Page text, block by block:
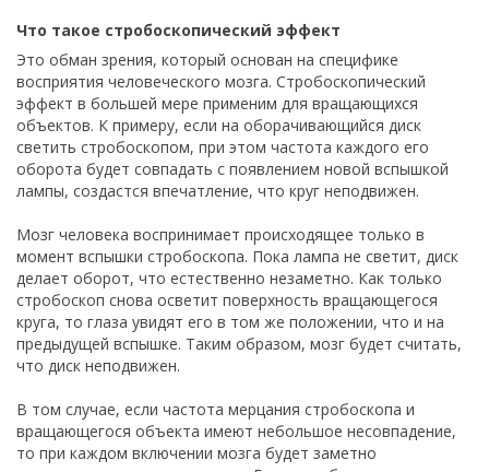
Что такое стробоскопический эффект
Это обман зрения, который основан на специфике
восприятия человеческого мозга. Стробоскопический
эффект в большей мере применим для вращающихся
объектов. К примеру, если на оборачивающийся диск
светить стробоскопом, при этом частота каждого его
оборота будет совпадать с появлением новой вспышкой
лампы, создастся впечатление, что круг неподвижен.
Мозг человека воспринимает происходящее только в
момент вспышки стробоскопа. Пока лампа не светит, диск
делает оборот, что естественно незаметно. Как только
стробоскоп снова осветит поверхность вращающегося
круга, то глаза увидят его в том же положении, что и на
предыдущей вспышке. Таким образом, мозг будет считать,
что диск неподвижен.
В том случае, если частота мерцания стробоскопа и
вращающегося объекта имеют небольшое несовпадение,
то при каждом включении мозга будет заметно